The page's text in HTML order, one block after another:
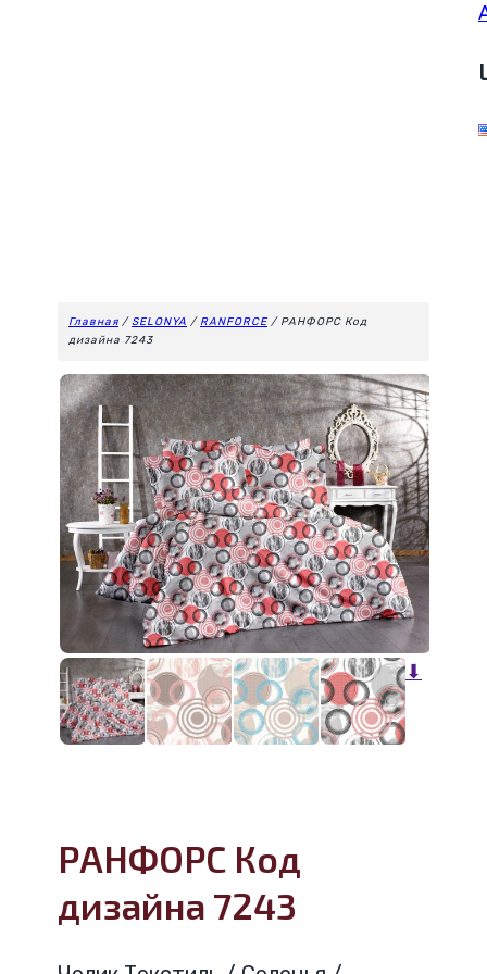
Главная / SELONYA / RANFORCE / РАНФОРС Код
дизайна 7243
⬇
РАНФОРС Код
дизайна 7243